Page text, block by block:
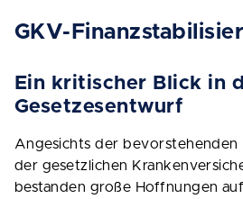
GKV-
Ein kritischer Blick in
Gesetzesentwurf
Angesichts der bevorstehenden
der gesetzlichen
bestanden große Hoffnungen